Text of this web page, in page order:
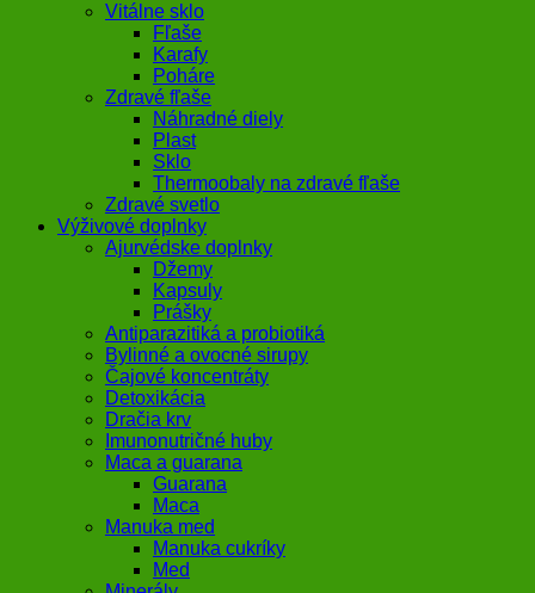
Vitálne sklo
Fľaše
Karafy
Poháre
Zdravé fľaše
Náhradné diely
Plast
Sklo
Thermoobaly na zdravé fľaše
Zdravé svetlo
Výživové doplnky
Ajurvédske doplnky
Džemy
Kapsuly
Prášky
Antiparazitiká a probiotiká
Bylinné a ovocné sirupy
Čajové koncentráty
Detoxikácia
Dračia krv
Imunonutričné huby
Maca a guarana
Guarana
Maca
Manuka med
Manuka cukríky
Med